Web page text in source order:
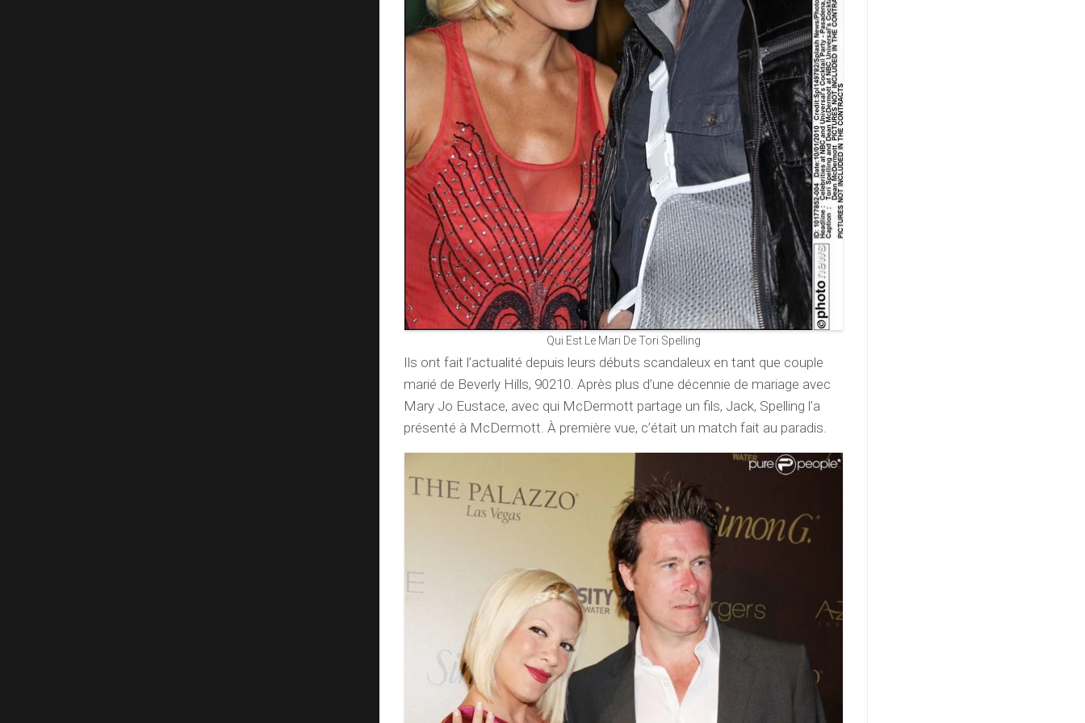
Qui Est Le Mari De Tori Spelling
Ils ont fait l’actualité depuis leurs débuts scandaleux en tant que couple
marié de Beverly Hills, 90210. Après plus d’une décennie de mariage avec
Mary Jo Eustace, avec qui McDermott partage un fils, Jack, Spelling l’a
présenté à McDermott. À première vue, c’était un match fait au paradis.